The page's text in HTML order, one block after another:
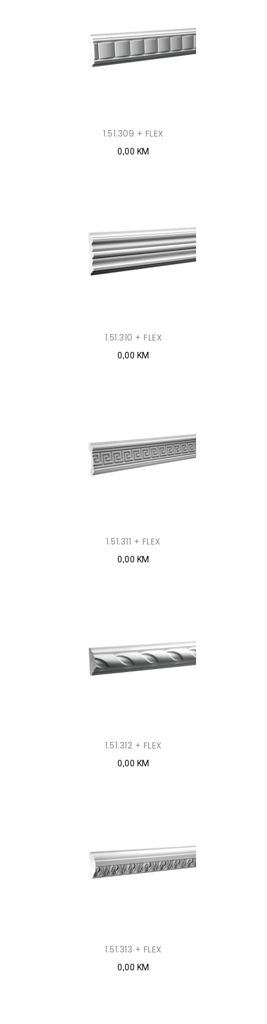
1.51.309 + FLEX
0,00 KM
1.51.310 + FLEX
0,00 KM
1.51.311 + FLEX
0,00 KM
1.51.312 + FLEX
0,00 KM
1.51.313 + FLEX
0,00 KM